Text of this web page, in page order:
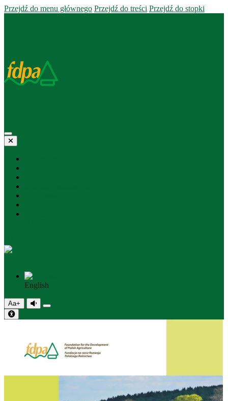
Przejdź do menu głównego Przejdź do treści Przejdź do stopki
English
Aa+